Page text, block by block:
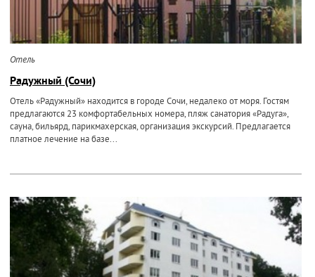
Отель
Радужный (Сочи)
Отель «Радужный» находится в городе Сочи, недалеко от моря. Гостям
предлагаются 23 комфортабельных номера, пляж санатория «Радуга»,
сауна, бильярд, парикмахерская, организация экскурсий. Предлагается
платное лечение на базе...